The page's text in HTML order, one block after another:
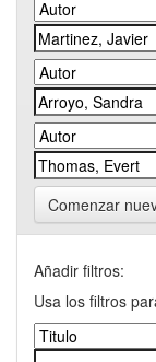
Comenzar
Añadir filtros:
Usa los filtros